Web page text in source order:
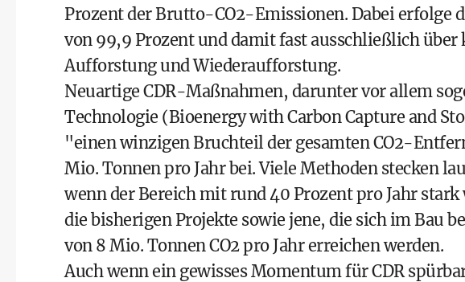
Prozent der Brutto-CO2-Emissionen. Dabei erfolge
von 99,9 Prozent und damit fast ausschließlich
Aufforstung und Wiederaufforstung.
Neuartige CDR-Maßnahmen, darunter vor allem
Technologie (Bioenergy with Carbon Capture and
"einen winzigen Bruchteil der gesamten CO2-
Mio. Tonnen pro Jahr bei. Viele Methoden stecken
wenn der Bereich mit rund 40 Prozent pro Jahr stark
die bisherigen Projekte sowie jene, die sich im Bau
von 8 Mio. Tonnen CO2 pro Jahr erreichen werden.
Auch wenn ein gewisses Momentum für CDR